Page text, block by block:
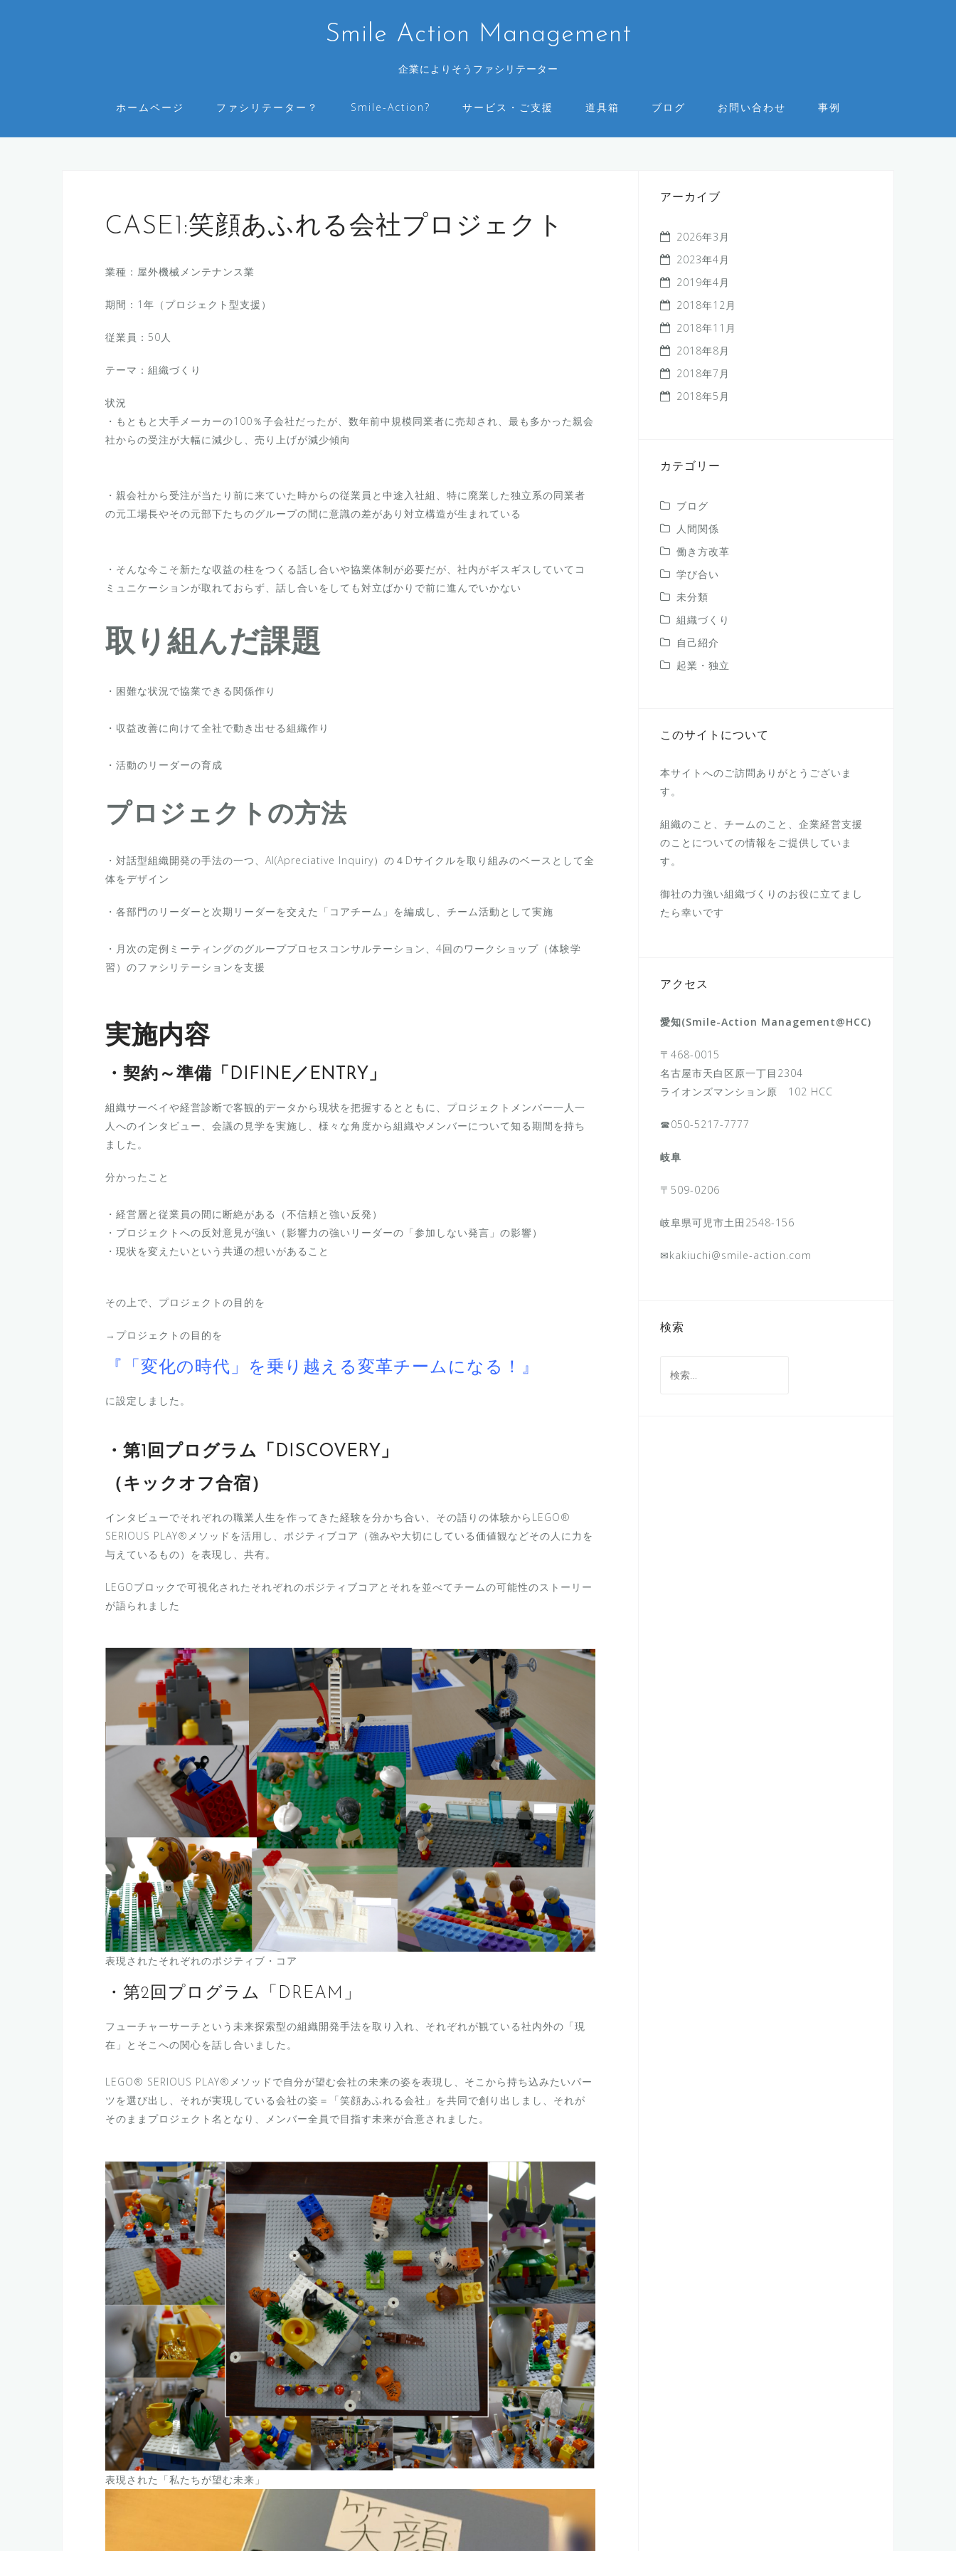
キ
Smile Action Management
企業によりそうファシリテーター
ホームページ ファシリテーター？ Smile-Action? サービス・ご支援 道具箱 ブログ お問い合わせ 事例
CASE1:笑顔あふれる会社プロジェクト
業種：屋外機械メンテナンス業
期間：1年（プロジェクト型支援）
従業員：50人
テーマ：組織づくり
状況
・もともと大手メーカーの100％子会社だったが、数年前中規模同業者に売却され、最も多かった親会
社からの受注が大幅に減少し、売り上げが減少傾向
・親会社から受注が当たり前に来ていた時からの従業員と中途入社組、特に廃業した独立系の同業者
の元工場長やその元部下たちのグループの間に意識の差があり対立構造が生まれている
・そんな今こそ新たな収益の柱をつくる話し合いや協業体制が必要だが、社内がギスギスしていてコ
ミュニケーションが取れておらず、話し合いをしても対立ばかりで前に進んでいかない
取り組んだ課題
・困難な状況で協業できる関係作り
・収益改善に向けて全社で動き出せる組織作り
・活動のリーダーの育成
プロジェクトの方法
・対話型組織開発の手法の一つ、AI(Apreciative Inquiry）の４Dサイクルを取り組みのベースとして全
体をデザイン
・各部門のリーダーと次期リーダーを交えた「コアチーム」を編成し、チーム活動として実施
・月次の定例ミーティングのグループプロセスコンサルテーション、4回のワークショップ（体験学
習）のファシリテーションを支援
実施内容
・契約～準備「DIFINE／ENTRY」
組織サーベイや経営診断で客観的データから現状を把握するとともに、プロジェクトメンバー一人一
人へのインタビュー、会議の見学を実施し、様々な角度から組織やメンバーについて知る期間を持ち
ました。
分かったこと
・経営層と従業員の間に断絶がある（不信頼と強い反発）
・プロジェクトへの反対意見が強い（影響力の強いリーダーの「参加しない発言」の影響）
・現状を変えたいという共通の想いがあること
その上で、プロジェクトの目的を
→プロジェクトの目的を
『「変化の時代」を乗り越える変革チームになる！』
に設定しました。
・第1回プログラム「DISCOVERY」
（キックオフ合宿）
インタビューでそれぞれの職業人生を作ってきた経験を分かち合い、その語りの体験からLEGO®
SERIOUS PLAY®メソッドを活用し、ポジティブコア（強みや大切にしている価値観などその人に力を
与えているもの）を表現し、共有。
LEGOブロックで可視化されたそれぞれのポジティブコアとそれを並べてチームの可能性のストーリー
が語られました
表現されたそれぞれのポジティブ・コア
・第2回プログラム「DREAM」
フューチャーサーチという未来探索型の組織開発手法を取り入れ、それぞれが観ている社内外の「現
在」とそこへの関心を話し合いました。
LEGO® SERIOUS PLAY®メソッドで自分が望む会社の未来の姿を表現し、そこから持ち込みたいパー
ツを選び出し、それが実現している会社の姿＝「笑顔あふれる会社」を共同で創り出しまし、それが
そのままプロジェクト名となり、メンバー全員で目指す未来が合意されました。
表現された「私たちが望む未来」
アーカイブ
2026年3月
2023年4月
2019年4月
2018年12月
2018年11月
2018年8月
2018年7月
2018年5月
カテゴリー
ブログ
人間関係
働き方改革
学び合い
未分類
組織づくり
自己紹介
起業・独立
このサイトについて
本サイトへのご訪問ありがとうございま
す。
組織のこと、チームのこと、企業経営支援
のことについての情報をご提供していま
す。
御社の力強い組織づくりのお役に立てまし
たら幸いです
アクセス
愛知(Smile-Action Management@HCC)
〒468-0015
名古屋市天白区原一丁目2304
ライオンズマンション原 102 HCC
☎050-5217-7777
岐阜
〒509-0206
岐阜県可児市土田2548-156
✉kakiuchi@smile-action.com
検索
索: